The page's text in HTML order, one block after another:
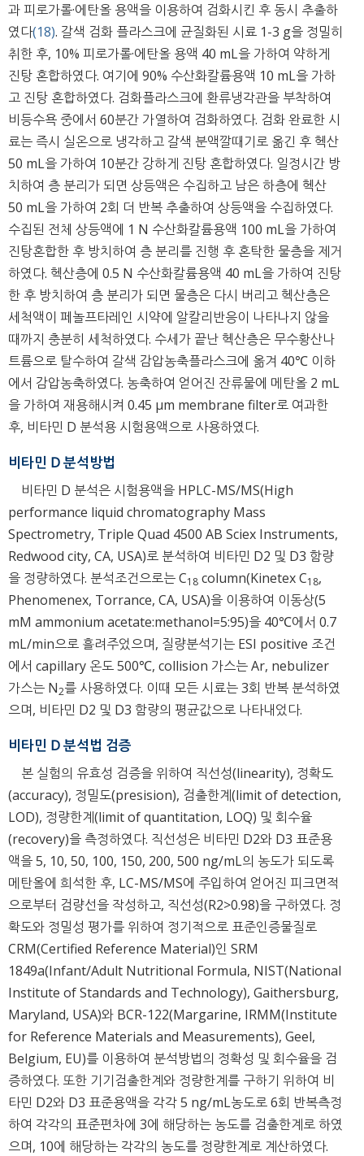
과 피로가롤·에탄올 용액을 이용하여 검화시킨 후 동시 추출하
였다(18). 갈색 검화 플라스크에 균질화된 시료 1-3 g을 정밀히
취한 후, 10% 피로가롤·에탄올 용액 40 mL을 가하여 약하게
진탕 혼합하였다. 여기에 90% 수산화칼륨용액 10 mL을 가하
고 진탕 혼합하였다. 검화플라스크에 환류냉각관을 부착하여
비등수욕 중에서 60분간 가열하여 검화하였다. 검화 완료한 시
료는 즉시 실온으로 냉각하고 갈색 분액깔때기로 옮긴 후 헥산
50 mL을 가하여 10분간 강하게 진탕 혼합하였다. 일정시간 방
치하여 층 분리가 되면 상등액은 수집하고 남은 하층에 헥산
50 mL을 가하여 2회 더 반복 추출하여 상등액을 수집하였다.
수집된 전체 상등액에 1 N 수산화칼륨용액 100 mL을 가하여
진탕혼합한 후 방치하여 층 분리를 진행 후 혼탁한 물층을 제거
하였다. 헥산층에 0.5 N 수산화칼륨용액 40 mL을 가하여 진탕
한 후 방치하여 층 분리가 되면 물층은 다시 버리고 헥산층은
세척액이 페놀프타레인 시약에 알칼리반응이 나타나지 않을
때까지 충분히 세척하였다. 수세가 끝난 헥산층은 무수황산나
트륨으로 탈수하여 갈색 감압농축플라스크에 옮겨 40℃ 이하
에서 감압농축하였다. 농축하여 얻어진 잔류물에 메탄올 2 mL
을 가하여 재용해시켜 0.45 μm membrane filter로 여과한
후, 비타민 D 분석용 시험용액으로 사용하였다.
비타민 D 분석방법
비타민 D 분석은 시험용액을 HPLC-MS/MS(High
performance liquid chromatography Mass
Spectrometry, Triple Quad 4500 AB Sciex Instruments,
Redwood city, CA, USA)로 분석하여 비타민 D2 및 D3 함량
을 정량하였다. 분석조건으로는 C18 column(Kinetex C18,
Phenomenex, Torrance, CA, USA)을 이용하여 이동상(5
mM ammonium acetate:methanol=5:95)을 40℃에서 0.7
mL/min으로 흘려주었으며, 질량분석기는 ESI positive 조건
에서 capillary 온도 500℃, collision 가스는 Ar, nebulizer
가스는 N2를 사용하였다. 이때 모든 시료는 3회 반복 분석하였
으며, 비타민 D2 및 D3 함량의 평균값으로 나타내었다.
비타민 D 분석법 검증
본 실험의 유효성 검증을 위하여 직선성(linearity), 정확도
(accuracy), 정밀도(presision), 검출한계(limit of detection,
LOD), 정량한계(limit of quantitation, LOQ) 및 회수율
(recovery)을 측정하였다. 직선성은 비타민 D2와 D3 표준용
액을 5, 10, 50, 100, 150, 200, 500 ng/mL의 농도가 되도록
메탄올에 희석한 후, LC-MS/MS에 주입하여 얻어진 피크면적
으로부터 검량선을 작성하고, 직선성(R2>0.98)을 구하였다. 정
확도와 정밀성 평가를 위하여 정기적으로 표준인증물질로
CRM(Certified Reference Material)인 SRM
1849a(Infant/Adult Nutritional Formula, NIST(National
Institute of Standards and Technology), Gaithersburg,
Maryland, USA)와 BCR-122(Margarine, IRMM(Institute
for Reference Materials and Measurements), Geel,
Belgium, EU)를 이용하여 분석방법의 정확성 및 회수율을 검
증하였다. 또한 기기검출한계와 정량한계를 구하기 위하여 비
타민 D2와 D3 표준용액을 각각 5 ng/mL농도로 6회 반복측정
하여 각각의 표준편차에 3에 해당하는 농도를 검출한계로 하였
으며, 10에 해당하는 각각의 농도를 정량한계로 계산하였다.